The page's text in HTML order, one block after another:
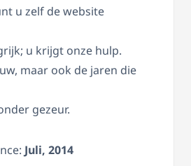
u zelf de website
u krijgt onze hulp.
maar ook de jaren die
gezeur.
Juli, 2014